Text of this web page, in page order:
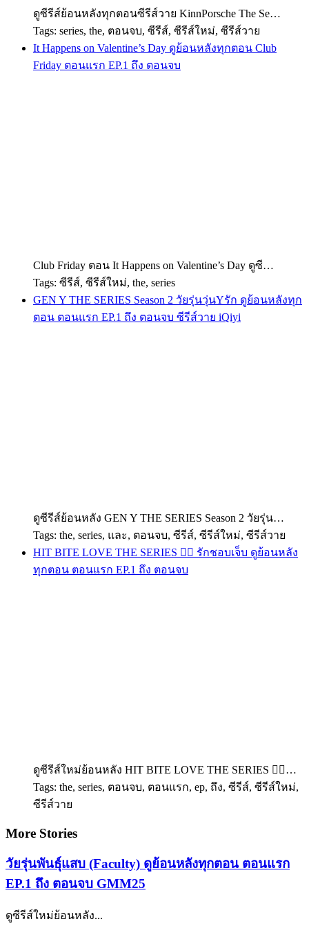
ดูซีรีส์ย้อนหลังทุกตอนซีรีส์วาย KinnPorsche The Se…
Tags: series, the, ตอนจบ, ซีรีส์, ซีรีส์ใหม่, ซีรีส์วาย
It Happens on Valentine’s Day ดูย้อนหลังทุกตอน Club
Friday ตอนแรก EP.1 ถึง ตอนจบ
Club Friday ตอน It Happens on Valentine’s Day ดูซี…
Tags: ซีรีส์, ซีรีส์ใหม่, the, series
GEN Y THE SERIES Season 2 วัยรุ่นวุ่นYรัก ดูย้อนหลังทุก
ตอน ตอนแรก EP.1 ถึง ตอนจบ ซีรีส์วาย iQiyi
ดูซีรีส์ย้อนหลัง GEN Y THE SERIES Season 2 วัยรุ่น…
Tags: the, series, และ, ตอนจบ, ซีรีส์, ซีรีส์ใหม่, ซีรีส์วาย
HIT BITE LOVE THE SERIES ❤️‍🔥 รักชอบเจ็บ ดูย้อนหลัง
ทุกตอน ตอนแรก EP.1 ถึง ตอนจบ
ดูซีรีส์ใหม่ย้อนหลัง HIT BITE LOVE THE SERIES ❤️‍🔥…
Tags: the, series, ตอนจบ, ตอนแรก, ep, ถึง, ซีรีส์, ซีรีส์ใหม่,
ซีรีส์วาย
More Stories
วัยรุ่นพันธุ์แสบ (Faculty) ดูย้อนหลังทุกตอน ตอนแรก
EP.1 ถึง ตอนจบ GMM25
ดูซีรีส์ใหม่ย้อนหลัง...